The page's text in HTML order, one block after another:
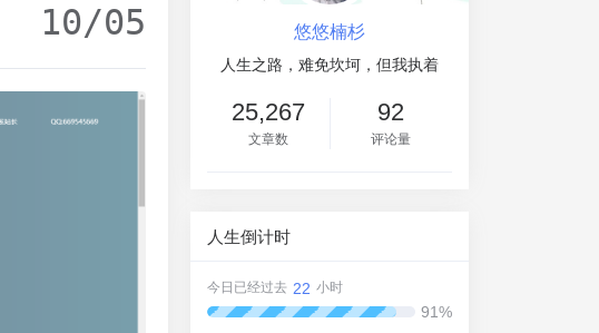
10/05 悠悠楠杉
人生之路，难免坎坷，但我执着
25,267
文章数
92
评论量
人生倒计时
今日已经过去 22 小时
91%